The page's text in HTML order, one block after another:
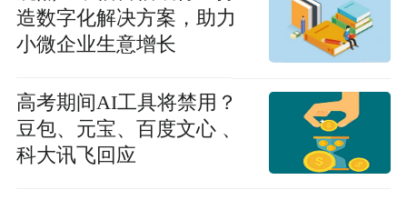
造数字化解决方案，助力
小微企业生意增长
高考期间AI工具将禁用？
豆包、元宝、百度文心 、
科大讯飞回应